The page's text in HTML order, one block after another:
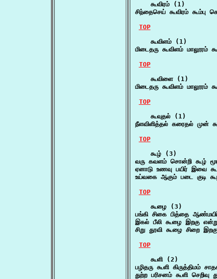
    கூவிரம் (1)
சிந்தைசெய் கூவிரம் கூம்பு
TOP
    கூவிளம் (1)
மிடைதரு கூவிளம் மாலூரம்
TOP
    கூவிளை (1)
மிடைதரு கூவிளம் மாலூரம்
TOP
    கூவுதல் (1)
நீளவிளித்தல் கரைதல் முன்
TOP
    கூழ் (3)
வரு கவளம் சொன்றி கூழ்
ஏனாடு உணவு பயிர் இவை
உய்வகை ஆகும் படை குடி
TOP
    கூழை (3)
பங்கி சிகை பித்தை
இகல் பீலி கூழை இறகு
சிறு தூவி கூழை சிறை
TOP
    கூளி (2)
பழிதரு கூளி கிருத்திமம்
துற்ற பரிசனம் கூளி